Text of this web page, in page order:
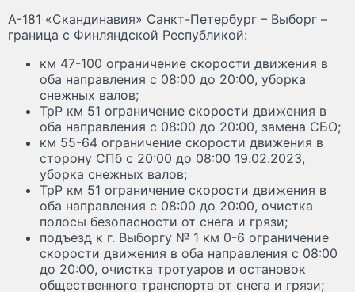
А-181 «Скандинавия» Санкт-Петербург – Выборг –
граница с Финляндской Республикой:
км 47-100 ограничение скорости движения в
оба направления с 08:00 до 20:00, уборка
снежных валов;
ТрР км 51 ограничение скорости движения в
оба направления с 08:00 до 20:00, замена СБО;
км 55-64 ограничение скорости движения в
сторону СПб с 20:00 до 08:00 19.02.2023,
уборка снежных валов;
ТрР км 51 ограничение скорости движения в
оба направления с 08:00 до 20:00, очистка
полосы безопасности от снега и грязи;
подъезд к г. Выборгу № 1 км 0-6 ограничение
скорости движения в оба направления с 08:00
до 20:00, очистка тротуаров и остановок
общественного транспорта от снега и грязи;